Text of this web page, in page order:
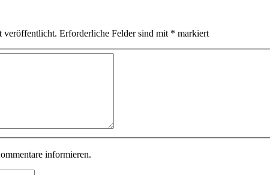
veröffentlicht. Erforderliche Felder sind mit * markiert
informieren.